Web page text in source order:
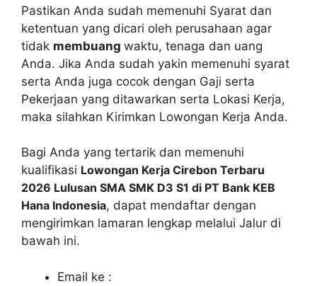
Pastikan Anda sudah memenuhi Syarat dan
ketentuan yang dicari oleh perusahaan agar
tidak membuang waktu, tenaga dan uang
Anda. Jika Anda sudah yakin memenuhi syarat
serta Anda juga cocok dengan Gaji serta
Pekerjaan yang ditawarkan serta Lokasi Kerja,
maka silahkan Kirimkan Lowongan Kerja Anda.
Bagi Anda yang tertarik dan memenuhi
kualifikasi Lowongan Kerja Cirebon Terbaru
2026 Lulusan SMA SMK D3 S1 di PT Bank KEB
Hana Indonesia, dapat mendaftar dengan
mengirimkan lamaran lengkap melalui Jalur di
bawah ini.
Email ke :